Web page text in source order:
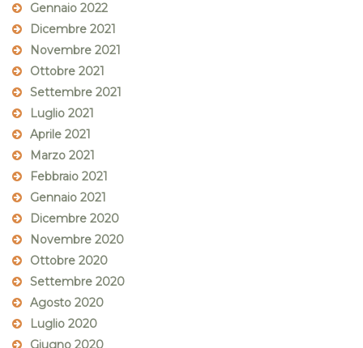
Gennaio 2022
Dicembre 2021
Novembre 2021
Ottobre 2021
Settembre 2021
Luglio 2021
Aprile 2021
Marzo 2021
Febbraio 2021
Gennaio 2021
Dicembre 2020
Novembre 2020
Ottobre 2020
Settembre 2020
Agosto 2020
Luglio 2020
Giugno 2020